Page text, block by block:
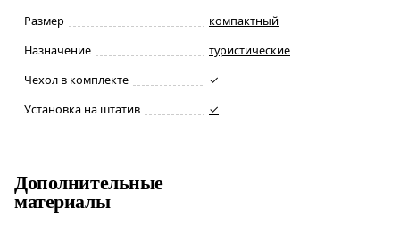
Размер
компактный
Назначение
туристические
Чехол в комплекте
✓
Установка на штатив
✓
Дополнительные
материалы